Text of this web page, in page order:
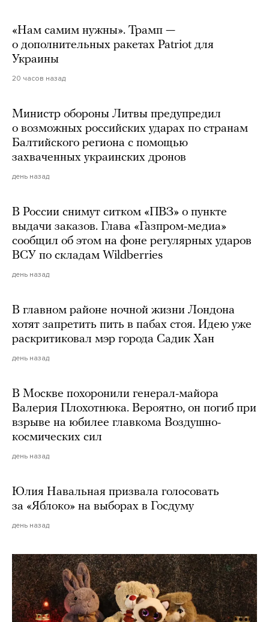
«Нам самим нужны». Трамп —
о дополнительных ракетах Patriot для
Украины
20 часов назад
Министр обороны Литвы предупредил
о возможных российских ударах по странам
Балтийского региона с помощью
захваченных украинских дронов
день назад
В России снимут ситком «ПВЗ» о пункте
выдачи заказов. Глава «Газпром-медиа»
сообщил об этом на фоне регулярных ударов
ВСУ по складам Wildberries
день назад
В главном районе ночной жизни Лондона
хотят запретить пить в пабах стоя. Идею уже
раскритиковал мэр города Садик Хан
день назад
В Москве похоронили генерал-майора
Валерия Плохотнюка. Вероятно, он погиб при
взрыве на юбилее главкома Воздушно-
космических сил
день назад
Юлия Навальная призвала голосовать
за «Яблоко» на выборах в Госдуму
день назад